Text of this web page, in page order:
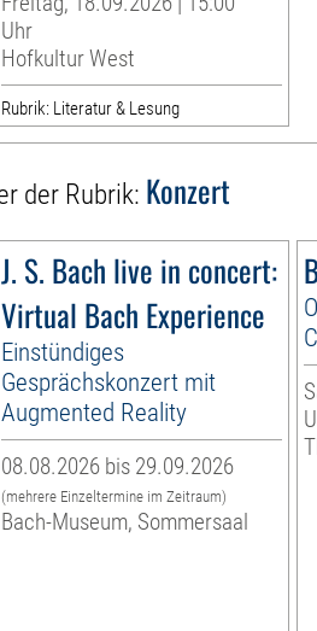
Uhr
Hofkultur West
Rubrik: Literatur & Lesung
der Rubrik: Konzert
J. S. Bach live in concert:
Virtual Bach Experience
Einstündiges
Gesprächskonzert mit
Augmented Reality
08.08.2026 bis 29.09.2026
(mehrere Einzeltermine im Zeitraum)
Bach-Museum, Sommersaal